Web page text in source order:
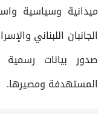
ميدانية وسياسية
الجانبان اللبناني
صدور بيانات رسمية
المستهدفة ومصيرها.